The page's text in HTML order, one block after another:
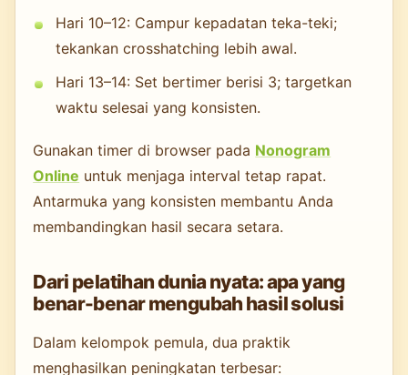
Hari 10–12: Campur kepadatan teka-teki;
tekankan crosshatching lebih awal.
Hari 13–14: Set bertimer berisi 3; targetkan
waktu selesai yang konsisten.
Gunakan timer di browser pada Nonogram
Online untuk menjaga interval tetap rapat.
Antarmuka yang konsisten membantu Anda
membandingkan hasil secara setara.
Dari pelatihan dunia nyata: apa yang
benar-benar mengubah hasil solusi
Dalam kelompok pemula, dua praktik
menghasilkan peningkatan terbesar: